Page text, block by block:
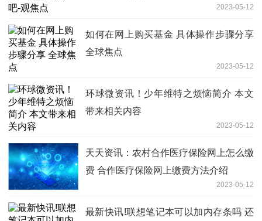
2023-05-12
如何在网上购买基金 具体操作步骤分享
全球焦点
2023-05-12
环球微资讯！少年维特之烦恼简介 本文
带来相关内容
2023-05-12
天天资讯：农村合作医疗保险网上怎么缴
费 合作医疗保险网上缴费方法介绍
2023-05-12
最新快讯!联想笔记本可以加内存条吗 还